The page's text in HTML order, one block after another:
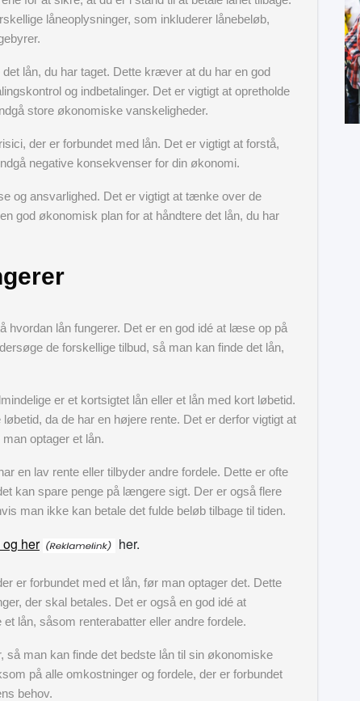
låneoplysninger, som inkluderer lånebeløb,
lån, du har taget. Dette kræver at du har en god
og indbetalinger. Det er vigtigt at opretholde
store økonomiske vanskeligheder.
der er forbundet med lån. Det er vigtigt at forstå,
negative konsekvenser for din økonomi.
og ansvarlighed. Det er vigtigt at tænke over de
god økonomisk plan for at håndtere det lån, du har
hvordan lån fungerer. Det er en god idé at læse op på
de forskellige tilbud, så man kan finde det lån,
er et kortsigtet lån eller et lån med kort løbetid.
da de har en højere rente. Det er derfor vigtigt at
optager et lån.
en lav rente eller tilbyder andre fordele. Dette er ofte
kan spare penge på længere sigt. Der er også flere
man ikke kan betale det fulde beløb tilbage til tiden.
her her.
er forbundet med et lån, før man optager det. Dette
der skal betales. Det er også en god idé at
lån, såsom renterabatter eller andre fordele.
så man kan finde det bedste lån til sin økonomiske
på alle omkostninger og fordele, der er forbundet
behov.